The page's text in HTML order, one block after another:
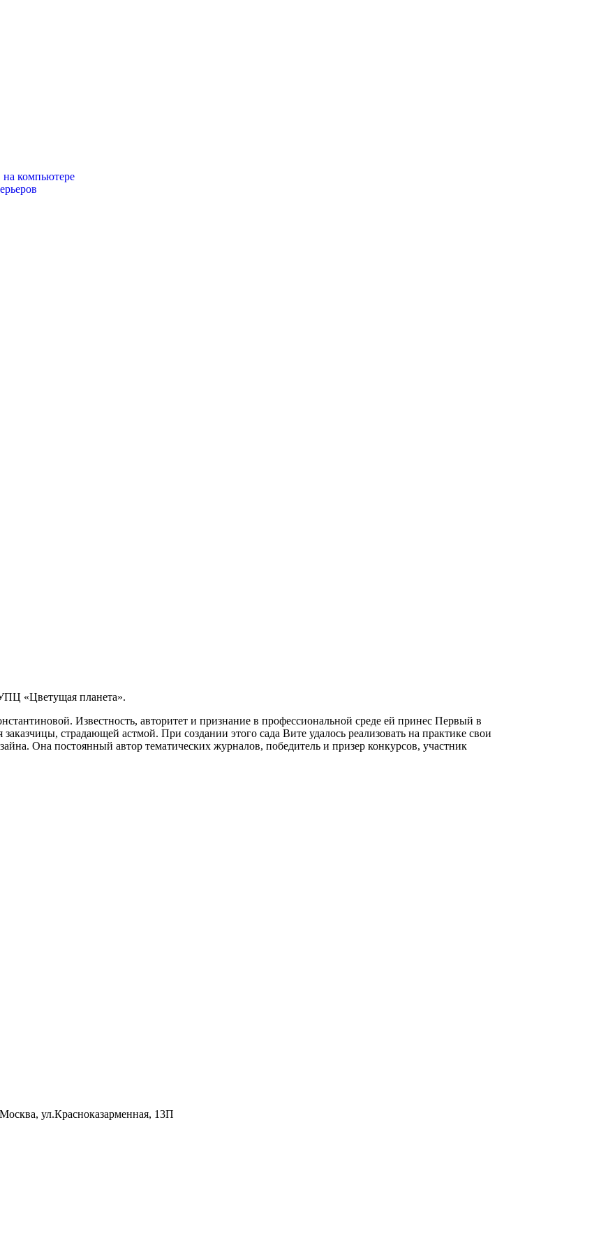
компьютере
«Цветущая планета».
Известность, авторитет и признание в профессиональной среде ей принес Первый в
страдающей астмой. При создании этого сада Вите удалось реализовать на практике свои
Она постоянный автор тематических журналов, победитель и призер конкурсов, участник
ул.Красноказарменная, 13П